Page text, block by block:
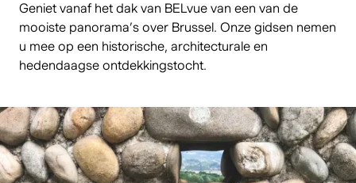
Geniet vanaf het dak van BELvue van een van de
mooiste panorama’s over Brussel. Onze gidsen nemen
u mee op een historische, architecturale en
hedendaagse ontdekkingstocht.